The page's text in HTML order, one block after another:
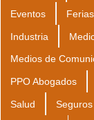
Eventos Ferias
Industria
Medios de
PPO Abogados
Salud Seguros